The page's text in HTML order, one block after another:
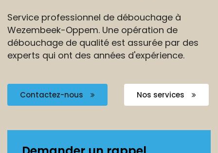
Service professionnel de débouchage à
Wezembeek-Oppem. Une opération de
débouchage de qualité est assurée par des
experts qui ont des années d'expérience.
Contactez-nous Nos services